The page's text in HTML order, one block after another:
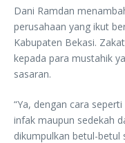
Dani Ramdan
perusahaan yang ikut
Kabupaten Bekasi.
kepada para mustahik
sasaran.
“Ya, dengan cara
infak maupun sedekah
dikumpulkan betul-betul